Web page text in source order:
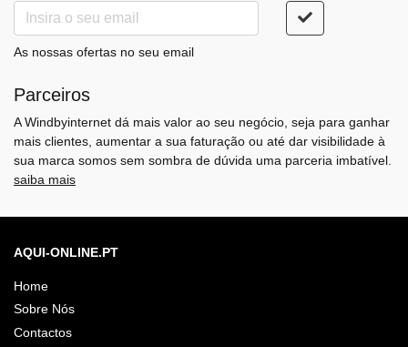
As nossas ofertas no seu email
Parceiros
A Windbyinternet dá mais valor ao seu negócio, seja para ganhar
mais clientes, aumentar a sua faturação ou até dar visibilidade à
sua marca somos sem sombra de dúvida uma parceria imbatível.
saiba mais
AQUI-ONLINE.PT
Home
Sobre Nós
Contactos